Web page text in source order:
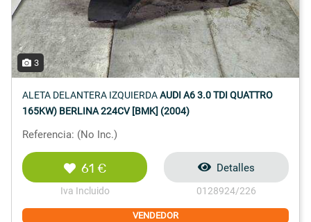
3
ALETA DELANTERA IZQUIERDAAUDI A6 3.0 TDI QUATTRO
165KW) BERLINA 224CV [BMK] (2004)
Referencia: (No Inc.)
61 €
Iva Incluido
Detalles
0128924/226
VENDEDOR